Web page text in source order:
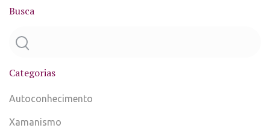
Busca
Categorias
Autoconhecimento
Xamanismo